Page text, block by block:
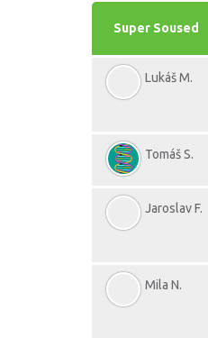
Super Soused
Lukáš M.
Tomáš S.
Jaroslav F.
Mila N.